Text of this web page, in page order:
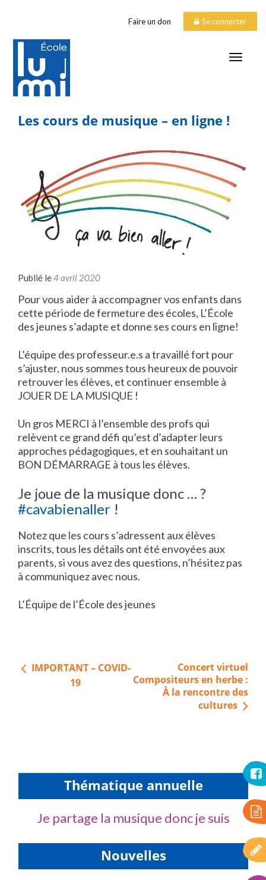
Faire un don Se connecter
Les cours de musique – en ligne !
Publié le4 avril 2020
Pour vous aider à accompagner vos enfants dans
cette période de fermeture des écoles, L’École
des jeunes s’adapte et donne ses cours en ligne!
L’équipe des professeur.e.s a travaillé fort pour
s’ajuster, nous sommes tous heureux de pouvoir
retrouver les élèves, et continuer ensemble à
JOUER DE LA MUSIQUE !
Un gros MERCI à l’ensemble des profs qui
relèvent ce grand défi qu’est d’adapter leurs
approches pédagogiques, et en souhaitant un
BON DÉMARRAGE à tous les élèves.
Je joue de la musique donc … ?
#cavabienaller !
Notez que les cours s’adressent aux élèves
inscrits, tous les détails ont été envoyées aux
parents, si vous avez des questions, n’hésitez pas
à communiquez avec nous.
L’Équipe de l’École des jeunes
Navigation
IMPORTANT – COVID-
19
Concert virtuel
Compositeurs en herbe :
À la rencontre des
cultures
Thématique annuelle
Je partage la musique donc je suis
Nouvelles